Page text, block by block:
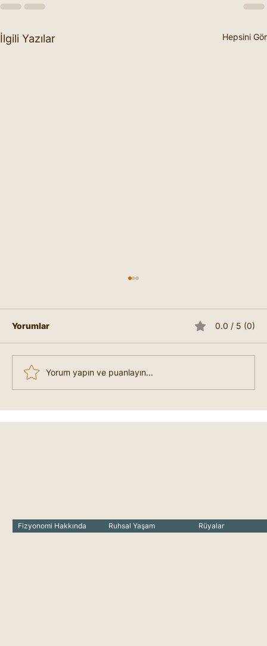
Fizyonomi Hakkında Ruhsal Yaşam Rüyalar
İlgili Yazılar Hepsini Gör
Yorumlar 0.0 / 5 (0)
Yorum yapın ve puanlayın...